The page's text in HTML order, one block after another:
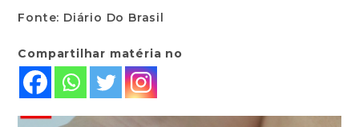
Fonte: Diário Do Brasil
Compartilhar matéria no